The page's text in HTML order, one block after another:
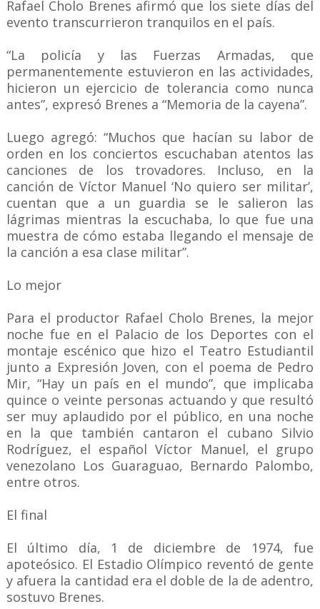
Rafael Cholo Brenes afirmó que los siete días del
evento transcurrieron tranquilos en el país.
“La policía y las Fuerzas Armadas, que
permanentemente estuvieron en las actividades,
hicieron un ejercicio de tolerancia como nunca
antes”, expresó Brenes a “Memoria de la cayena”.
Luego agregó: “Muchos que hacían su labor de
orden en los conciertos escuchaban atentos las
canciones de los trovadores. Incluso, en la
canción de Víctor Manuel ‘No quiero ser militar’,
cuentan que a un guardia se le salieron las
lágrimas mientras la escuchaba, lo que fue una
muestra de cómo estaba llegando el mensaje de
la canción a esa clase militar”.
Lo mejor
Para el productor Rafael Cholo Brenes, la mejor
noche fue en el Palacio de los Deportes con el
montaje escénico que hizo el Teatro Estudiantil
junto a Expresión Joven, con el poema de Pedro
Mir, “Hay un país en el mundo”, que implicaba
quince o veinte personas actuando y que resultó
ser muy aplaudido por el público, en una noche
en la que también cantaron el cubano Silvio
Rodríguez, el español Víctor Manuel, el grupo
venezolano Los Guaraguao, Bernardo Palombo,
entre otros.
El final
El último día, 1 de diciembre de 1974, fue
apoteósico. El Estadio Olímpico reventó de gente
y afuera la cantidad era el doble de la de adentro,
sostuvo Brenes.